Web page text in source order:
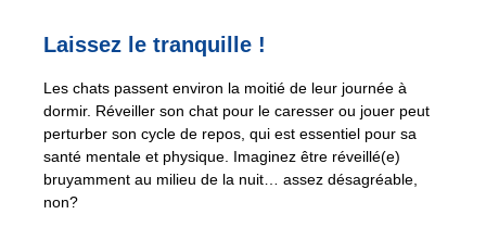
Laissez le tranquille !
Les chats passent environ la moitié de leur journée à
dormir. Réveiller son chat pour le caresser ou jouer peut
perturber son cycle de repos, qui est essentiel pour sa
santé mentale et physique. Imaginez être réveillé(e)
bruyamment au milieu de la nuit… assez désagréable,
non?